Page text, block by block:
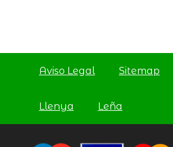
Aviso Legal Sitemap
Llenya Leña